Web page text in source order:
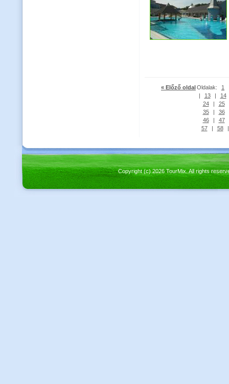
« Előző oldalOldalak: 1
|
13 | 14
24
| 25
35
| 36
46
| 47
57
| 58
Copyright (c) 2026 TourMix. All rights